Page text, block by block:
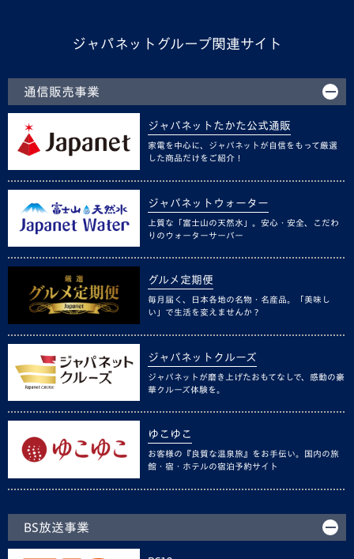
ジャパネットグループ関連サイト
通信販売事業
ジャパネットたかた公式通販
家電を中心に、ジャパネットが自信をもって厳選
した商品だけをご紹介！
ジャパネットウォーター
上質な「富士山の天然水」。安心・安全、こだわ
りのウォーターサーバー
グルメ定期便
毎月届く、日本各地の名物・名産品。「美味し
い」で生活を変えませんか？
ジャパネットクルーズ
ジャパネットが磨き上げたおもてなしで、感動の豪
華クルーズ体験を。
ゆこゆこ
お客様の『良質な温泉旅』をお手伝い。国内の旅
館・宿・ホテルの宿泊予約サイト
BS放送事業